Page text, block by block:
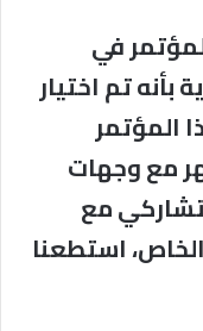
في
بأنه تم اختيار
المؤتمر
مع وجهات
مع
استطعنا